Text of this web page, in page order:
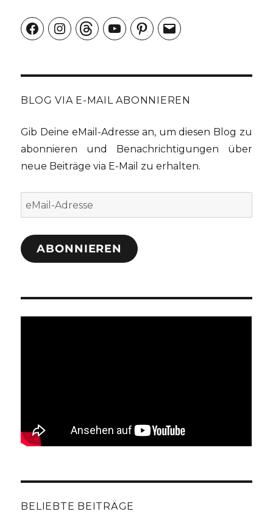
FacebookInstagramThreadsYouTubePinterest
E-
Mail
BLOG VIA E-MAIL ABONNIEREN
Gib Deine eMail-Adresse an, um diesen Blog zu
abonnieren und Benachrichtigungen über
neue Beiträge via E-Mail zu erhalten.
eMail-
Adresse
ABONNIEREN
BELIEBTE BEITRÄGE